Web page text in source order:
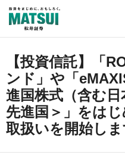
【投資信託】「
ンド」や「
進国株式（含む
先進国＞」をは
取扱いを開始し